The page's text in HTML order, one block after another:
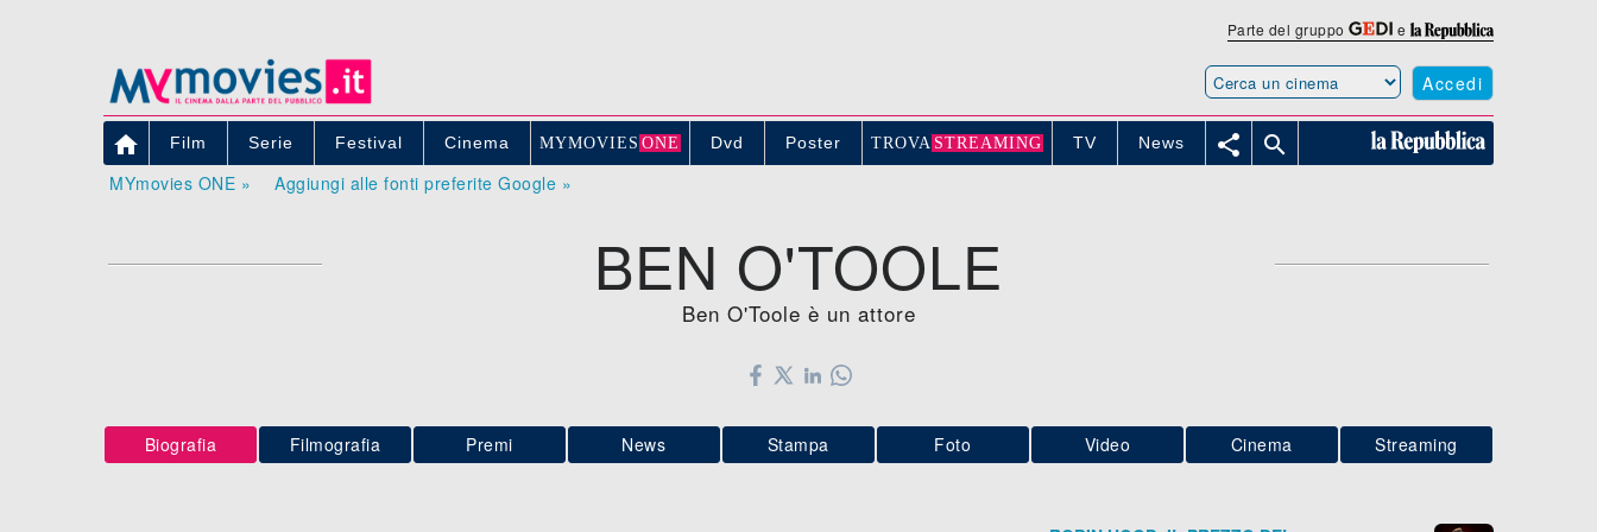
Parte del gruppo e
Accedi
 Film Serie Festival Cinema MYMOVIE S ONE Dvd Poster TROVA STREAMING TV News  
MYmovies ONE » Aggiungi alle fonti preferite Google »
BEN O'TOOLE
Ben O'Toole è un attore
Biografia Filmografia Premi News Stampa Foto Video Cinema Streaming